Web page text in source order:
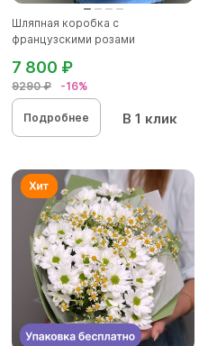
Шляпная коробка с
французскими розами
9290 ₽ -16%
7 800 ₽
Подробнее В 1 клик